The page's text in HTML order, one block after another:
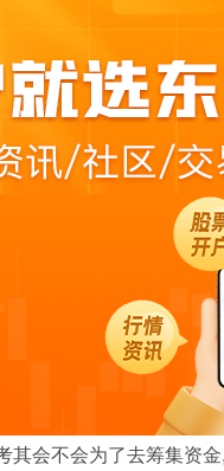
其会不会为了去筹集资